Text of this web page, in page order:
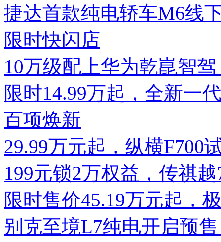
捷达首款纯电轿车M6线
限时快闪店
10万级配上华为乾崑智
限时14.99万起，全新一
百项焕新
29.99万元起，纵横F700
199元锁2万权益，传祺
限时售价45.19万元起，
别克至境L7纯电开启预